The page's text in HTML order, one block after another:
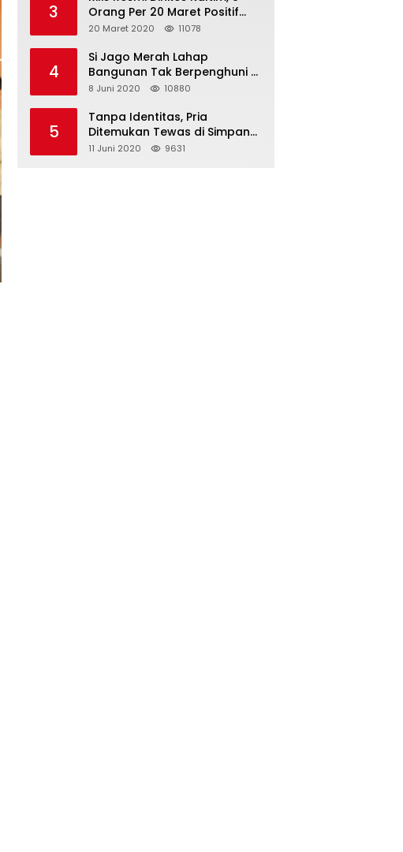
3
Orang Per 20 Maret Positif
Covid-19
20 Maret 2020 11078
4
Si Jago Merah Lahap
Bangunan Tak Berpenghuni di
Jalan Kadrie Oening
8 Juni 2020 10880
5
Tanpa Identitas, Pria
Ditemukan Tewas di Simpang
Tiga Jalan Kesuma Bangsa
11 Juni 2020 9631